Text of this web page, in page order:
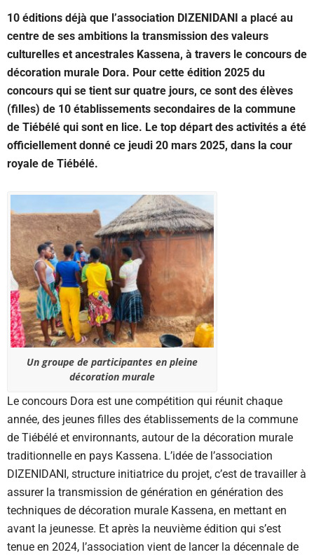
10 éditions déjà que l’association DIZENIDANI a placé au
centre de ses ambitions la transmission des valeurs
culturelles et ancestrales Kassena, à travers le concours de
décoration murale Dora. Pour cette édition 2025 du
concours qui se tient sur quatre jours, ce sont des élèves
(filles) de 10 établissements secondaires de la commune
de Tiébélé qui sont en lice. Le top départ des activités a été
officiellement donné ce jeudi 20 mars 2025, dans la cour
royale de Tiébélé.
Un groupe de participantes en pleine
décoration murale
Le concours Dora est une compétition qui réunit chaque
année, des jeunes filles des établissements de la commune
de Tiébélé et environnants, autour de la décoration murale
traditionnelle en pays Kassena. L’idée de l’association
DIZENIDANI, structure initiatrice du projet, c’est de travailler à
assurer la transmission de génération en génération des
techniques de décoration murale Kassena, en mettant en
avant la jeunesse. Et après la neuvième édition qui s’est
tenue en 2024, l’association vient de lancer la décennale de